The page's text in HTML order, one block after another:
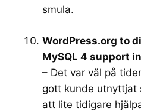
smula.
WordPress.org to
MySQL 4 support
– Det var väl på
gott kunde utnyttjat
att lite tidigare